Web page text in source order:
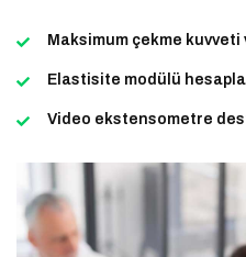
Maksimum çekme kuvveti
Elastisite modülü
Video ekstensometre